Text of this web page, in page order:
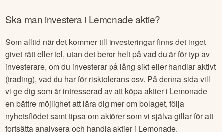
FAQ - VANLIGA FRÅGOR OCH SVAR OM LEMONADE
Ska man investera iLemonadeaktie?
Som alltid när det kommer till investeringar finns det inget
givet rätt eller fel, utan det beror helt på vad du är för typ av
investerare, om du investerar på lång sikt eller handlar aktivt
(trading), vad du har för risktolerans osv. På denna sida vill
vi ge dig som är intresserad av att köpa aktier iLemonade